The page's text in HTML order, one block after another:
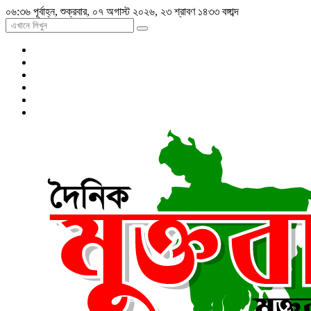
০৬:৩৬ পূর্বাহ্ন, শুক্রবার, ০৭ অগাস্ট ২০২৬, ২৩ শ্রাবণ ১৪৩৩ বঙ্গাব্দ